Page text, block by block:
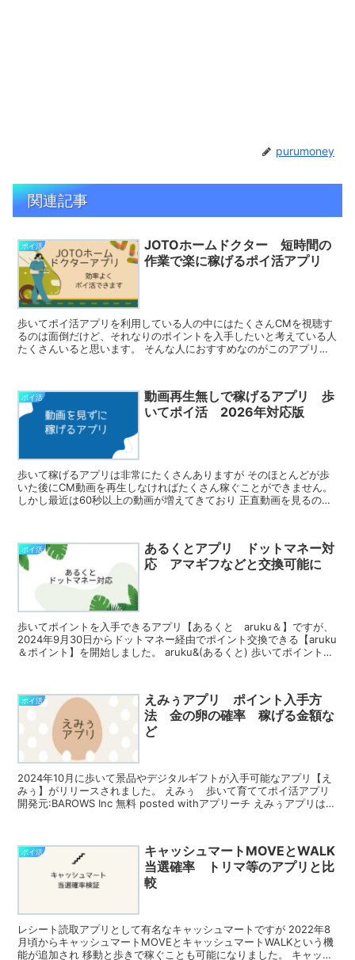
purumoney
関連記事
ポイ活
JOTOホームドクター 短時間の
作業で楽に稼げるポイ活アプリ
歩いてポイ活アプリを利用している人の中にはたくさんCMを視聴す
るのは面倒だけど、それなりのポイントを入手したいと考えている人
たくさんいると思います。 そんな人におすすめなのがこのアプリな
ポイ活
動画再生無しで稼げるアプリ 歩
いてポイ活 2026年対応版
歩いて稼げるアプリは非常にたくさんありますが そのほとんどが歩
いた後にCM動画を再生しなければたくさん稼ぐことができません。
しかし最近は60秒以上の動画が増えてきており 正直動画を見るのが
ポイ活
あるくとアプリ ドットマネー対
応 アマギフなどと交換可能に
歩いてポイントを入手できるアプリ【あるくと aruku＆】ですが、
2024年9月30日からドットマネー経由でポイント交換できる【aruku
＆ポイント】を開始しました。 aruku&(あるくと) 歩いてポイントが
ポイ活
えみぅアプリ ポイント入手方
法 金の卵の確率 稼げる金額な
ど
2024年10月に歩いて景品やデジタルギフトが入手可能なアプリ【え
みぅ】がリリースされました。 えみぅ 歩いて育ててポイ活アプリ
開発元:BAROWS Inc 無料 posted withアプリーチ えみぅアプリは最
ポイ活
キャッシュマートMOVEとWALK
当選確率 トリマ等のアプリと比
較
レシート読取アプリとして有名なキャッシュマートですが 2022年8
月頃からキャッシュマートMOVEとキャッシュマートWALKという機
能が追加され 移動と歩きで稼ぐことも可能になりました。 キャッシ